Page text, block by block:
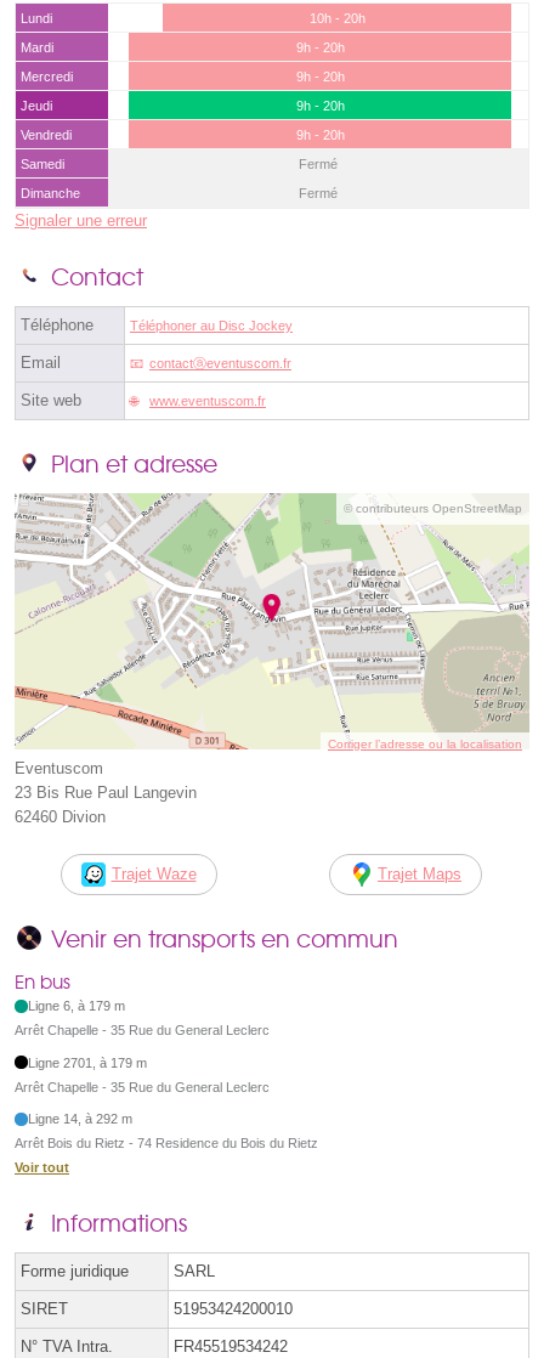
Lundi
10h - 20h
Mardi
9h - 20h
Mercredi
9h - 20h
Jeudi
9h - 20h
Vendredi
9h - 20h
Samedi
Fermé
Dimanche
Fermé
Signaler une erreur
Contact
Téléphone Téléphoner au Disc Jockey
Email contactⓐeventuscom.fr
Site web www.eventuscom.fr
Plan et adresse
© contributeurs OpenStreetMap
Corriger l’adresse ou la localisation
Eventuscom
23 Bis Rue Paul Langevin
62460 Divion
Trajet Waze Trajet Maps
Venir en transports en commun
En bus
Ligne 6, à 179 m
Arrêt Chapelle - 35 Rue du General Leclerc
Ligne 2701, à 179 m
Arrêt Chapelle - 35 Rue du General Leclerc
Ligne 14, à 292 m
Arrêt Bois du Rietz - 74 Residence du Bois du Rietz
Voir tout
Informations
Forme juridique SARL
SIRET 51953424200010
N° TVA Intra. FR45519534242